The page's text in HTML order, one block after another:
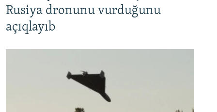
Rusiya dronunu vurduğunu
açıqlayıb